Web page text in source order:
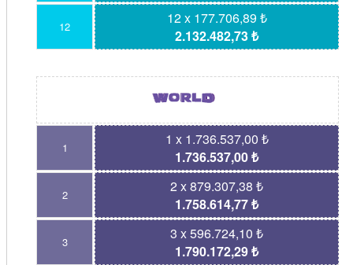
12
12 x 177.706,89 ₺
2.132.482,73 ₺
1
1 x 1.736.537,00 ₺
1.736.537,00 ₺
2
2 x 879.307,38 ₺
1.758.614,77 ₺
3
3 x 596.724,10 ₺
1.790.172,29 ₺